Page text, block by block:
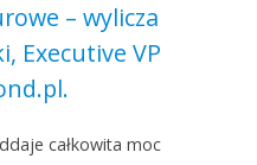
– wylicza
Executive VP
całkowita moc